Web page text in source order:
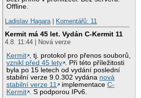
Offline.
Ladislav Hagara| Komentářů: 11
Kermit má 45 let. Vydán C-Kermit 11
4.8. 11:44 | Nová verze
Kermit , tj. protokol pro přenos souborů,
vznikl před 45 lety . Při této příležitosti
byla po 15 letech od vydání poslední
stabilní verze 9.0.302 vydána nová
stabilní verze 11
implementaceC-
Kermit . S podporou IPv6.